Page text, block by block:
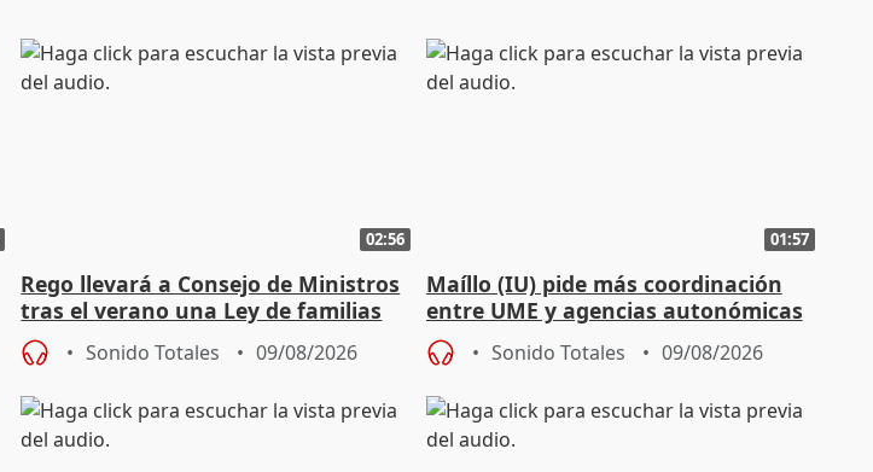
02:56
Rego llevará a Consejo de Ministros
tras el verano una Ley de familias
acogedoras
Sonido Totales 09/08/2026
01:57
Maíllo (IU) pide más coordinación
entre UME y agencias autonómicas
Sonido Totales 09/08/2026